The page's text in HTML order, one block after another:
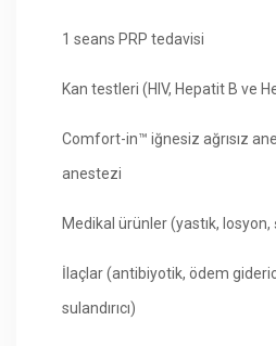
1 seans PRP tedavisi
Kan testleri (HIV, Hepatit B ve
Comfort-in™ iğnesiz ağrısız
anestezi
Medikal ürünler (yastık,
İlaçlar (antibiyotik, ödem
sulandırıcı)